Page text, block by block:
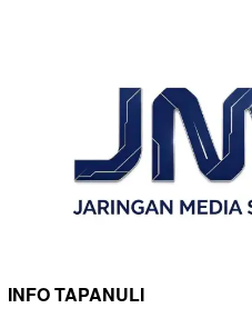
INFO TAPANULI